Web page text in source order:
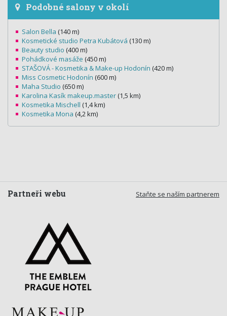
Podobné salony v okolí
Salon Bella (140 m)
Kosmetické studio Petra Kubátová (130 m)
Beauty studio (400 m)
Pohádkové masáže (450 m)
STAŠOVÁ - Kosmetika & Make-up Hodonín (420 m)
Miss Cosmetic Hodonín (600 m)
Maha Studio (650 m)
Karolina Kasík makeup.master (1,5 km)
Kosmetika Mischell (1,4 km)
Kosmetika Mona (4,2 km)
Staňte se naším partnerem
Partneři webu